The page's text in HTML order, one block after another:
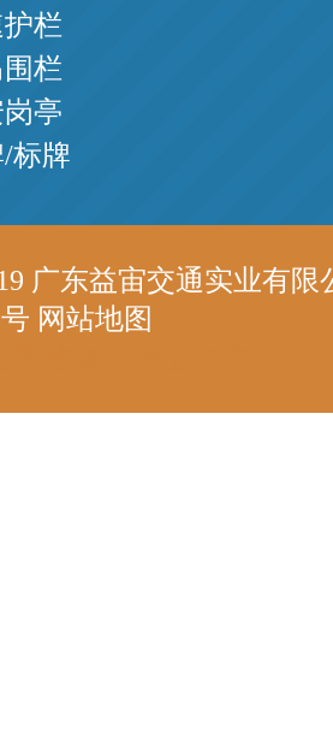
栏
栏
亭
标牌
广东益宙交通实业有
网站地图